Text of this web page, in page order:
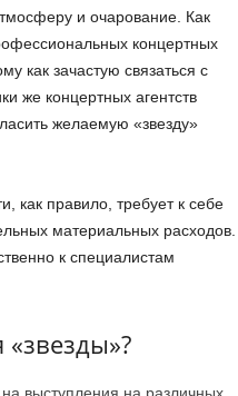
и очарование. Как
концертных
как зачастую связаться с
же концертных агентств
желаемую «звезду»
как правило, требует к себе
материальных расходов.
к специалистам
выступления на различных